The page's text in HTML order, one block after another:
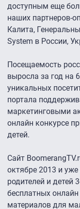
доступным еще
наших партнеров-
Калита,
System в России,
Посещаемость
выросла за год на
уникальных
портала
маркетинговыми
онлайн конкурсе
детей.
Сайт
октябре 2013 и
родителей и детей
бесплатных онлайн
материалов для